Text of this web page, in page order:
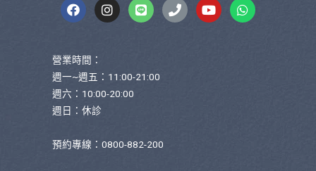
營業時間：
週一~週五：11:00-21:00
週六：10:00-20:00
週日：休診
預約專線：0800-882-200